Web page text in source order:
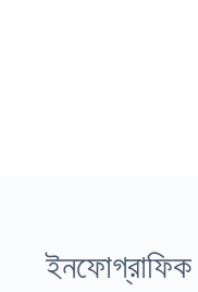
ইনফোগ্রাফিক